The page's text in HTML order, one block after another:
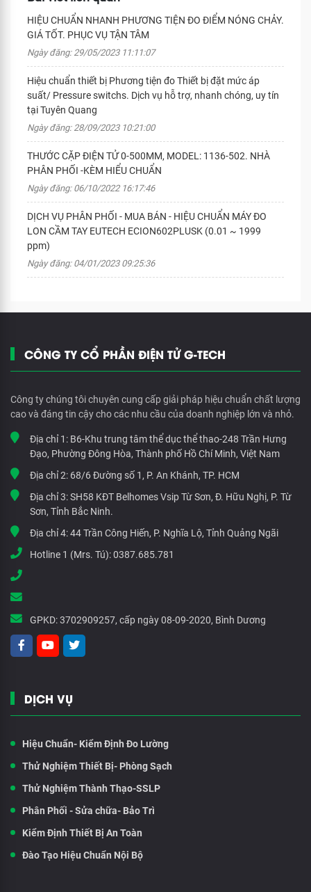
HIỆU CHUẨN NHANH PHƯƠNG TIỆN ĐO ĐIỂM NÓNG CHẢY.
GIÁ TỐT. PHỤC VỤ TẬN TÂM
Ngày đăng: 29/05/2023 11:11:07
Hiệu chuẩn thiết bị Phương tiện đo Thiết bị đặt mức áp
suất/ Pressure switchs. Dịch vụ hỗ trợ, nhanh chóng, uy tín
tại Tuyên Quang
Ngày đăng: 28/09/2023 10:21:00
THƯỚC CẶP ĐIỆN TỬ 0-500MM, MODEL: 1136-502. NHÀ
PHÂN PHỐI -KÈM HIỂU CHUẨN
Ngày đăng: 06/10/2022 16:17:46
DỊCH VỤ PHÂN PHỐI - MUA BÁN - HIỆU CHUẨN MÁY ĐO
LON CẦM TAY EUTECH ECION602PLUSK (0.01 ~ 1999
ppm)
Ngày đăng: 04/01/2023 09:25:36
CÔNG TY CỔ PHẦN ĐIỆN TỬ G-TECH
Công ty chúng tôi chuyên cung cấp giải pháp hiệu chuẩn chất lượng
cao và đáng tin cậy cho các nhu cầu của doanh nghiệp lớn và nhỏ.
Địa chỉ 1: B6-Khu trung tâm thể dục thể thao-248 Trần Hưng
Đạo, Phường Đông Hòa, Thành phố Hồ Chí Minh, Việt Nam
Địa chỉ 2: 68/6 Đường số 1, P. An Khánh, TP. HCM
Địa chỉ 3:SH58 KĐT Belhomes Vsip Từ Sơn, Đ. Hữu Nghị, P. Từ
Sơn, Tỉnh Bắc Ninh.
Địa chỉ 4:44 Trần Công Hiến, P. Nghĩa Lộ, Tỉnh Quảng Ngãi
Hotline 1 (Mrs. Tú):0387.685.781
GPKD:3702909257, cấp ngày 08-09-2020, Bình Dương
DỊCH VỤ
Hiệu Chuẩn- Kiểm Định Đo Lường
Thử Nghiệm Thiết Bị- Phòng Sạch
Thử Nghiệm Thành Thạo-SSLP
Phân Phối - Sửa chữa- Bảo Trì
Kiểm Định Thiết Bị An Toàn
Đào Tạo Hiệu Chuẩn Nội Bộ